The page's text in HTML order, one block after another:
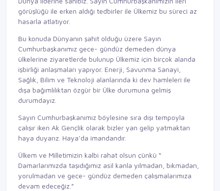
görüşlüğü ile erken aldığı tedbirler ile Ülkemiz bu süreci az
hasarla atlatıyor.
Bu konuda Dünyanın şahit olduğu üzere Sayın
Cumhurbaşkanımız gece- gündüz demeden dünya
ülkelerine ziyaretlerde bulunup Ülkemiz için birçok alanda
işbirliği anlaşmaları yapıyor. Enerji, Savunma Sanayi,
Sağlık, Bilim ve Teknoloji alanlarında ki dev hamleleri ile
dışa bağımlılıktan özgür bir Ülke durumuna gelmiş
durumdayız.
Sayın Cumhurbaşkanımız böylesine sıra dışı tempoyla
çalışır iken Ak Gençlik olarak bizler yan gelip yatmaktan
haya duyarız. Haya’da imandandır.
Ülkem ve Milletimizin kalbi rahat olsun çünkü “
Damarlarımızda taşıdığımız asil kanla yılmadan, bıkmadan,
yorulmadan ve gece- gündüz demeden çalışmalarımıza
devam edeceğiz.”